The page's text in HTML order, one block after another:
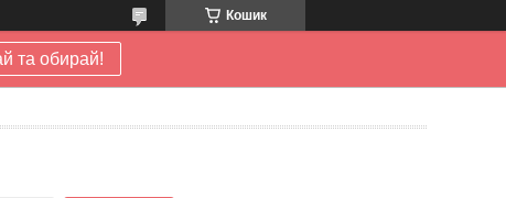
Кошик
та обирай!